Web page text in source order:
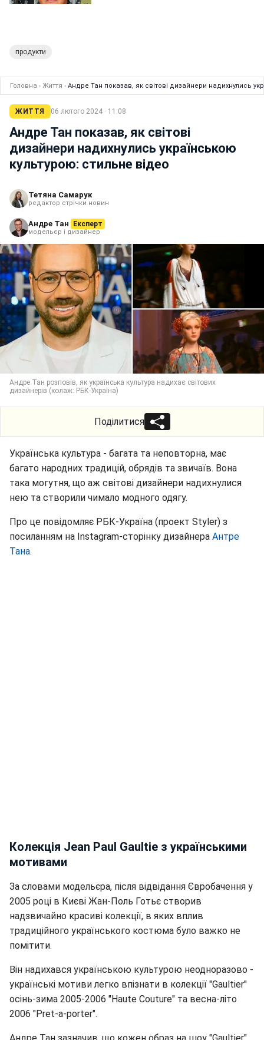
продукти
Головна › Життя › Андре Тан показав, як світові дизайнери надихнулись
ЖИТТЯ 06 лютого 2024 · 11:08
Андре Тан показав, як світові
дизайнери надихнулись українською
культурою: стильне відео
Тетяна Самарук
редактор стрічки новин
Андре Тан Експерт
модельєр і дизайнер
Андре Тан розповів, як українська культура надихає світових
дизайнерів (колаж: РБК-Україна)
Поділитися
Українська культура - багата та неповторна, має
багато народних традицій, обрядів та звичаїв. Вона
така могутня, що аж світові дизайнери надихнулися
нею та створили чимало модного одягу.
Про це повідомляє РБК-Україна (проект Styler) з
посиланням на Instagram-сторінку дизайнера Антре
Тана.
Колекція Jean Paul Gaultie з українськими
мотивами
За словами модельєра, після відвідання Євробачення у
2005 році в Києві Жан-Поль Готьє створив
надзвичайно красиві колекції, в яких вплив
традиційного українського костюма було важко не
помітити.
Він надихався українською культурою неодноразово -
українські мотиви легко впізнати в колекції "Gaultier"
осінь-зима 2005-2006 "Haute Couture" та весна-літо
2006 "Pret-a-porter".